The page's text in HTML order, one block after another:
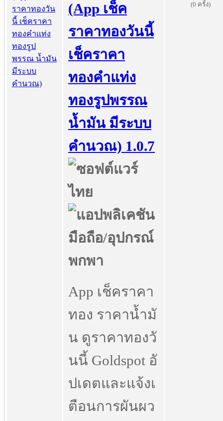
(App เช็ค
ราคาทองวันนี้
เช็คราคา
ทองคำแท่ง
ทองรูปพรรณ
น้ำมัน มีระบบ
คำนวณ) 1.0.7
App เช็คราคา
ทอง ราคาน้ำมั
น ดูราคาทองวั
นนี้ Goldspot อั
ปเดตและแจ้งเ
ตือนการผันผว
(0 ครั้ง)